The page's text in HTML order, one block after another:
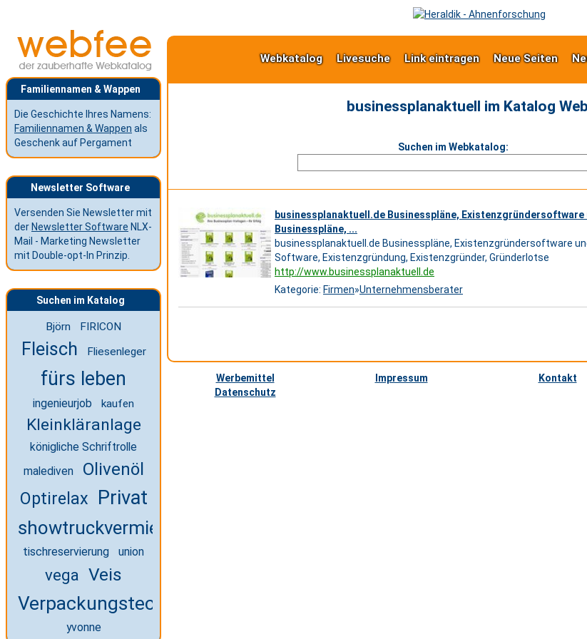
Familiennamen & Wappen
Die Geschichte Ihres Namens:
Familiennamen & Wappen als
Geschenk auf Pergament
Newsletter Software
Versenden Sie Newsletter mit
der Newsletter Software NLX-
Mail - Marketing Newsletter
mit Double-opt-In Prinzip.
Suchen im Katalog
Björn FIRICON
Fleisch Fliesenleger
fürs leben
ingenieurjob kaufen
Kleinkläranlage
königliche Schriftrolle
malediven
Olivenöl
Optirelax Privat
showtruckvermietung
tischreservierung union
vega Veis
Verpackungstechnik Studium
yvonne
Webkatalog Livesuche Link eintragen Neue Seiten
businessplanaktuell im Katalog
Suchen im Webkatalog:
businessplanaktuell.de Businesspläne,
Businesspläne, ...
businessplanaktuell.de Businesspläne, Existenzgründersoftware
Software, Existenzgründung, Existenzgründer, Gründerlotse
http://www.businessplanaktuell.de
Kategorie: Firmen»Unternehmensberater
Werbemittel Impressum Kontakt
Datenschutz